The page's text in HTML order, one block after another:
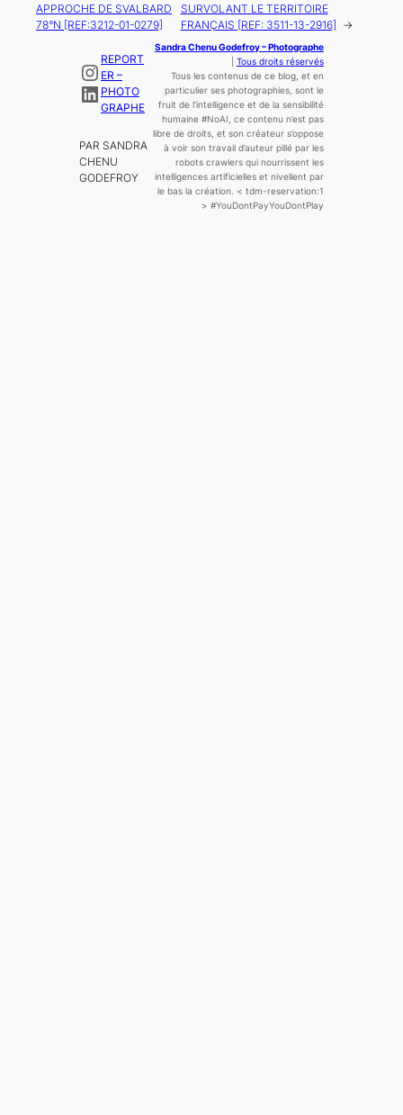
APPROCHE DE SVALBARD
78°N [REF:3212-01-0279]
SURVOLANT LE TERRITOIRE
FRANÇAIS [REF: 3511-13-2916] →
Instagram
LinkedIn
REPORT
ER –
PHOTO
GRAPHE
PAR SANDRA
CHENU
GODEFROY
Sandra Chenu Godefroy – Photographe
Tous droits réservés
Tous les contenus de ce blog, et en
particulier ses photographies, sont le
fruit de l’intelligenceet de la sensibilité
humaine#NoAI, ce contenu n’est pas
libre de droits, et son créateur s’oppose
à voir son travail d’auteur pillé par les
robots crawlers qui nourrissent les
intelligences artificielles et nivellent par
le bas la création. < tdm-reservation:1
> #YouDontPayYouDontPlay